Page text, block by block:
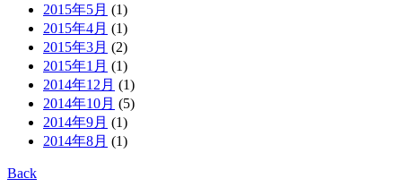
2015年5月 (1)
2015年4月 (1)
2015年3月 (2)
2015年1月 (1)
2014年12月 (1)
2014年10月 (5)
2014年9月 (1)
2014年8月 (1)
Back